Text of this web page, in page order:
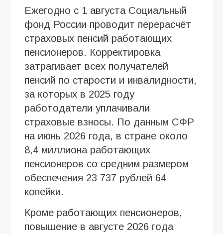
Ежегодно с 1 августа Социальный
фонд России проводит перерасчёт
страховых пенсий работающих
пенсионеров. Корректировка
затрагивает всех получателей
пенсий по старости и инвалидности,
за которых в 2025 году
работодатели уплачивали
страховые взносы. По данным СФР
на июнь 2026 года, в стране около
8,4 миллиона работающих
пенсионеров со средним размером
обеспечения 23 737 рублей 64
копейки.
Кроме работающих пенсионеров,
повышение в августе 2026 года